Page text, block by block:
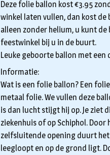
Deze folie ballon kost €3.95
winkel laten vullen, dan kost de
alleen zonder helium, u kunt
feestwinkel bij u in de buurt.
Leuke geboorte ballon met een
Informatie:
Wat is een folie ballon? Een
metaal folie. We vullen deze
is dan lucht stijgt hij op. Je ziet
ziekenhuis of op Schiphol.
zelfsluitende opening duurt
leegloopt en op de grond ligt.